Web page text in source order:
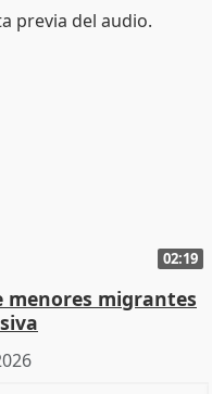
02:19
menores migrantes